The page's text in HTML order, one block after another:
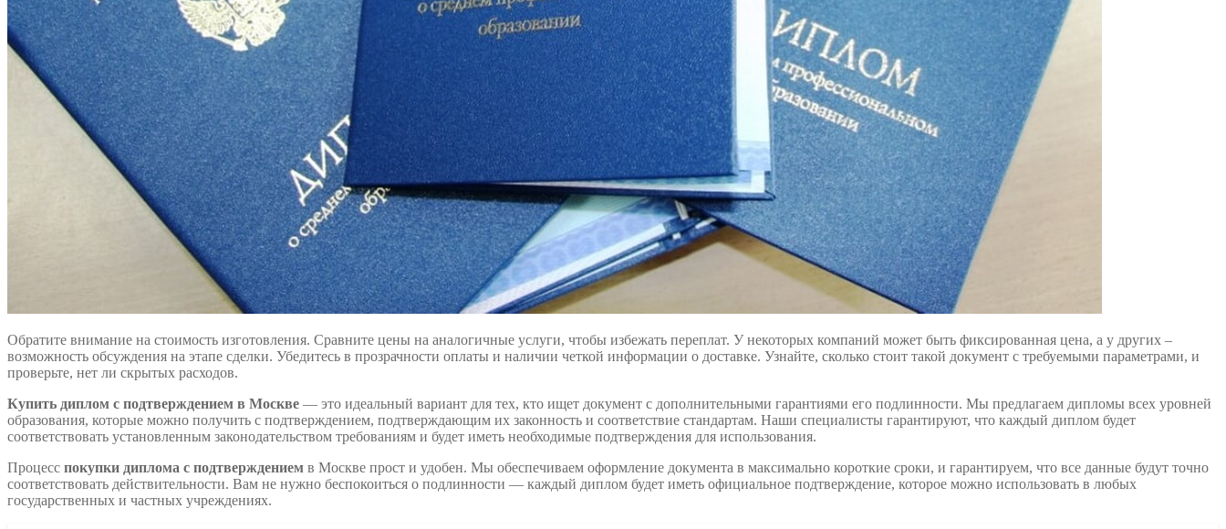
Обратите внимание на стоимость изготовления. Сравните цены на аналогичные услуги, чтобы избежать переплат. У некоторых компаний может быть фиксированная цена, а у других –
возможность обсуждения на этапе сделки. Убедитесь в прозрачности оплаты и наличии четкой информации о доставке. Узнайте, сколько стоит такой документ с требуемыми параметрами, и
проверьте, нет ли скрытых расходов.
Купить диплом с подтверждением в Москве — это идеальный вариант для тех, кто ищет документ с дополнительными гарантиями его подлинности. Мы предлагаем дипломы всех уровней
образования, которые можно получить с подтверждением, подтверждающим их законность и соответствие стандартам. Наши специалисты гарантируют, что каждый диплом будет
соответствовать установленным законодательством требованиям и будет иметь необходимые подтверждения для использования.
Процесс покупки диплома с подтверждением в Москве прост и удобен. Мы обеспечиваем оформление документа в максимально короткие сроки, и гарантируем, что все данные будут точно
соответствовать действительности. Вам не нужно беспокоиться о подлинности — каждый диплом будет иметь официальное подтверждение, которое можно использовать в любых
государственных и частных учреждениях.